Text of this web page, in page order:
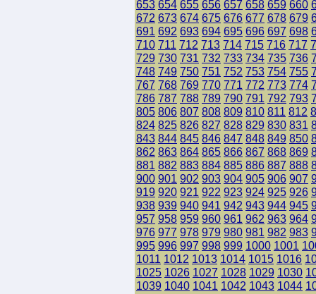
653 654 655 656 657 658 659 660
672 673 674 675 676 677 678 679
691 692 693 694 695 696 697 698
710 711 712 713 714 715 716 717
729 730 731 732 733 734 735 736
748 749 750 751 752 753 754 755
767 768 769 770 771 772 773 774
786 787 788 789 790 791 792 793
805 806 807 808 809 810 811 812
824 825 826 827 828 829 830 831
843 844 845 846 847 848 849 850
862 863 864 865 866 867 868 869
881 882 883 884 885 886 887 888
900 901 902 903 904 905 906 907
919 920 921 922 923 924 925 926
938 939 940 941 942 943 944 945
957 958 959 960 961 962 963 964
976 977 978 979 980 981 982 983
995 996 997 998 999 1000 1001
1011 1012 1013 1014 1015 1016
1025 1026 1027 1028 1029 1030
1039 1040 1041 1042 1043 1044